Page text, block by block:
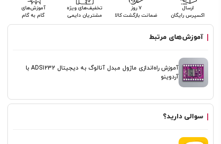
ارسال
اکسپرس رایگان
۷ روز
ضمانت بازگشت کالا
تخفیف‌های ویژه
مشتریان دایمی
آموزش‌های
گام به گام
آموزش‌های مرتبط
آموزش راه‌اندازی ماژول مبدل آنالوگ به دیجیتال ADS1232 با
آردوینو
سوالی دارید؟